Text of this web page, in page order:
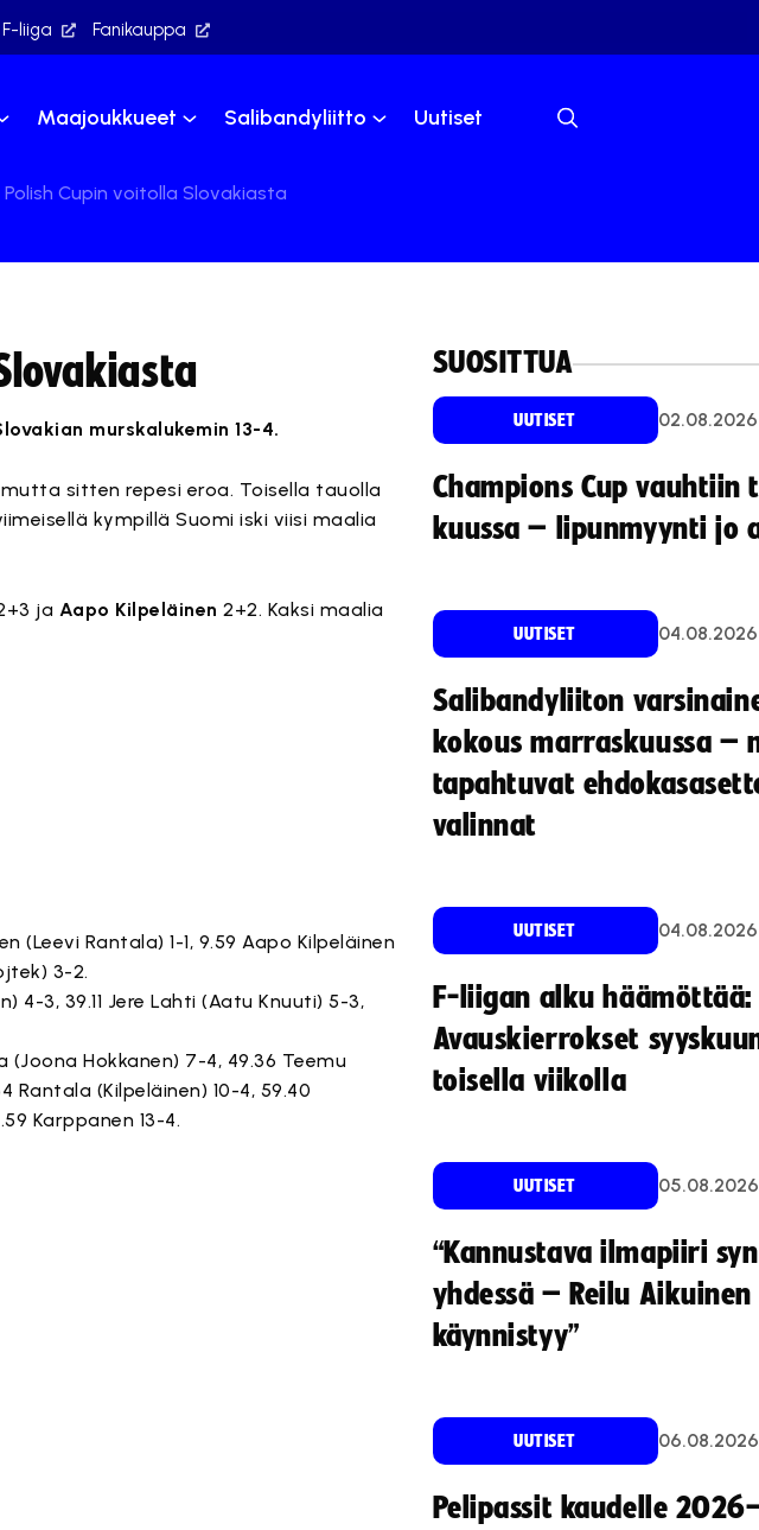
F-liiga Fanikauppa
Maajoukkueet Salibandyliitto Uutiset
Cupin voitolla Slovakiasta
murskalukemin 13-4.
sitten repesi eroa. Toisella tauolla
kympillä Suomi iski viisi maalia
ja Aapo Kilpeläinen 2+2. Kaksi maalia
(Leevi Rantala) 1-1, 9.59 Aapo Kilpeläinen
3-2.
4-3, 39.11 Jere Lahti (Aatu Knuuti) 5-3,
(Joona Hokkanen) 7-4, 49.36 Teemu
Rantala (Kilpeläinen) 10-4, 59.40
Karppanen 13-4.
SUOSITTUA
UUTISET 02.08.2026
Champions Cup vauhtiin
kuussa – lipunmyynti jo
UUTISET 04.08.2026
Salibandyliiton
kokous marraskuussa –
tapahtuvat
valinnat
UUTISET 04.08.2026
F-liigan alku häämöttää:
Avauskierrokset
toisella viikolla
UUTISET 05.08.2026
“Kannustava ilmapiiri
yhdessä – Reilu
käynnistyy”
UUTISET 06.08.2026
Pelipassit kaudelle